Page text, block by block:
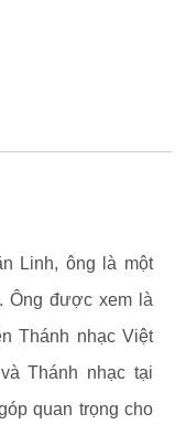
Linh, ông là một
Ông được xem là
Thánh nhạc Việt
Thánh nhạc tại
quan trọng cho